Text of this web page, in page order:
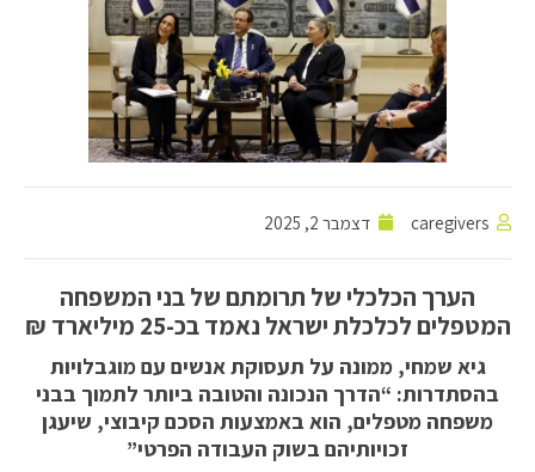
caregivers דצמבר 2, 2025
הערך הכלכלי של תרומתם של בני המשפחה
המטפלים לכלכלת ישראל נאמד בכ-25 מיליארד ₪
גיא שמחי, ממונה על תעסוקת אנשים עם מוגבלויות
בהסתדרות: “הדרך הנכונה והטובה ביותר לתמוך בבני
משפחה מטפלים, הוא באמצעות הסכם קיבוצי, שיעגן
זכויותיהם בשוק העבודה הפרטי”